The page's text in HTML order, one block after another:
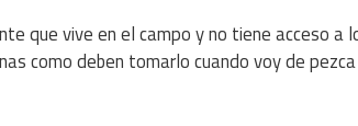
que vive en el campo y no tiene acceso a
como deben tomarlo cuando voy de pezca